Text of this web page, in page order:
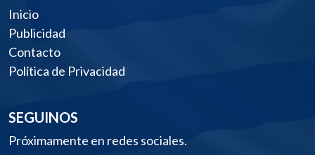
Inicio
Publicidad
Contacto
Política de Privacidad
SEGUINOS
Próximamente en redes sociales.